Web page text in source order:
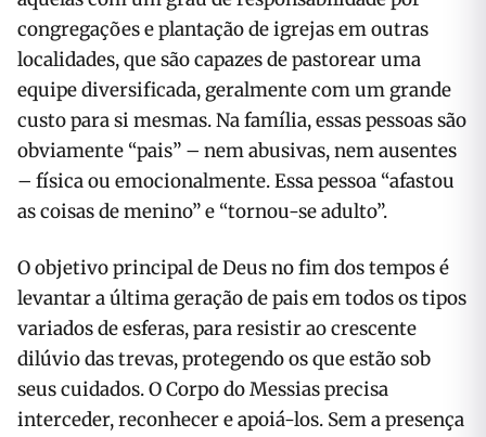
congregações e plantação de igrejas em outras
localidades, que são capazes de pastorear uma
equipe diversificada, geralmente com um grande
custo para si mesmas. Na família, essas pessoas são
obviamente “pais” – nem abusivas, nem ausentes
– física ou emocionalmente. Essa pessoa “afastou
as coisas de menino” e “tornou-se adulto”.
O objetivo principal de Deus no fim dos tempos é
levantar a última geração de pais em todos os tipos
variados de esferas, para resistir ao crescente
dilúvio das trevas, protegendo os que estão sob
seus cuidados. O Corpo do Messias precisa
interceder, reconhecer e apoiá-los. Sem a presença